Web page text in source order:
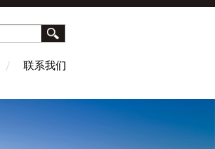
联系我们